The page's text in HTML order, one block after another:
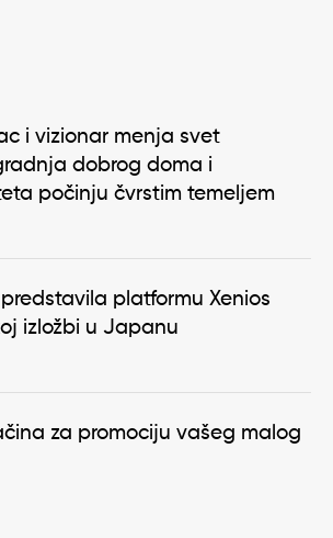
i vizionar menja svet
dobrog doma i
počinju čvrstim temeljem
platformu Xenios
izložbi u Japanu
za promociju vašeg malog